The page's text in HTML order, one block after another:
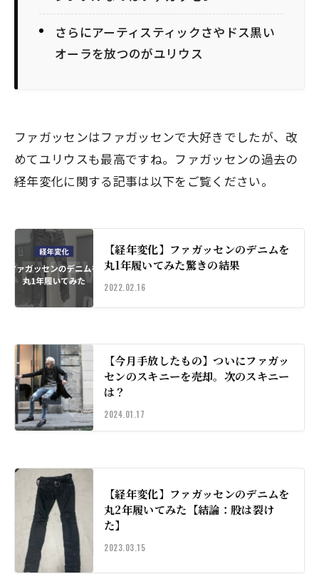
さらにアーティスティックさやドス黒い
オーラを放つのがユリウス
ファガッセンはファガッセンで大好きでしたが、改
めてユリウスも最高ですね。ファガッセンの過去の
経年変化に関する記事は以下をご覧ください。
【経年変化】ファガッセンのデニムを
丸1年履いてみた驚きの結果
2022.02.16
【今月手放したもの】ついにファガッ
センのスキニーを売却。次のスキニー
は？
2024.01.17
【経年変化】ファガッセンのデニムを
丸2年履いてみた【結論：股は裂け
た】
2023.03.15